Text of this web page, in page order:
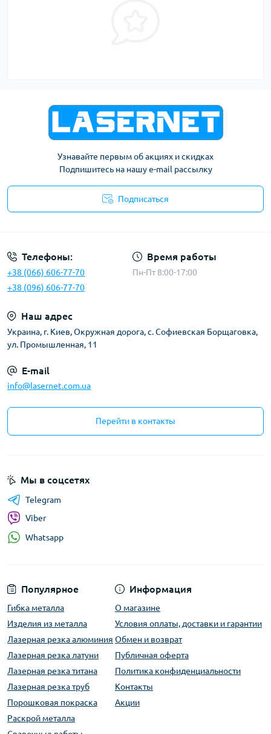
Узнавайте первым об акциях и скидках
Подпишитесь на нашу e-mail рассылку
Подписаться
Телефоны:
+38 (066) 606-77-70
+38 (096) 606-77-70
Время работы
Пн-Пт 8:00-17:00
Наш адрес
Украина, г. Киев, Окружная дорога, с. Софиевская Борщаговка,
ул. Промышленная, 11
E-mail
info@lasernet.com.ua
Перейти в контакты
Популярное
Гибка металла
Изделия из металла
Лазерная резка алюминия
Лазерная резка латуни
Лазерная резка титана
Лазерная резка труб
Порошковая покраска
Раскрой металла
Информация
О магазине
Условия оплаты, доставки и гарантии
Обмен и возврат
Публичная оферта
Политика конфиденциальности
Контакты
Акции
Мы в соцсетях
Telegram
Viber
Whatsapp